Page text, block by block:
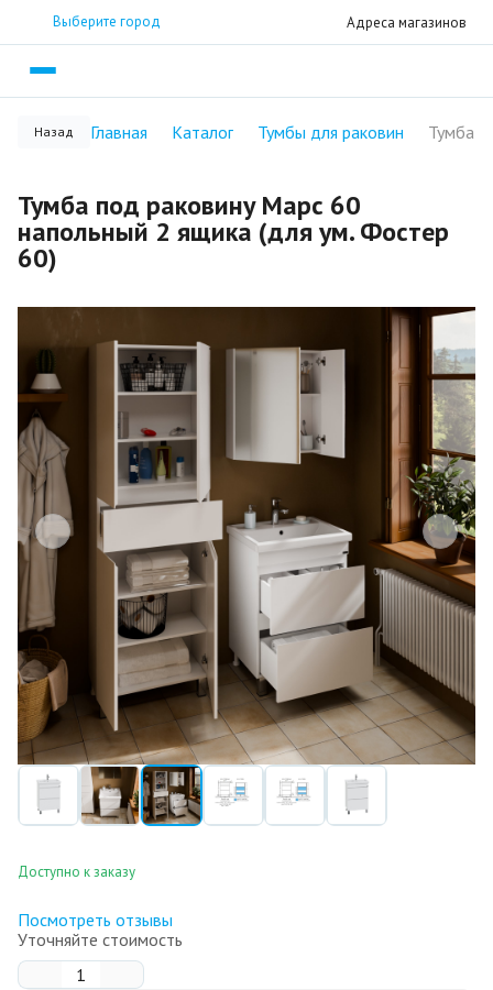
Выберите город Адреса магазинов
Назад Главная Каталог Тумбы для раковин
Тумба под раковину Марс 60
напольный 2 ящика (для ум. Фостер
60)
Доступно к заказу
Посмотреть отзывы
Уточняйте стоимость